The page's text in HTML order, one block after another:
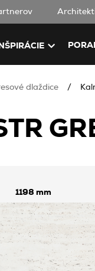
INŠPIRÁCIE
dlaždice
1198